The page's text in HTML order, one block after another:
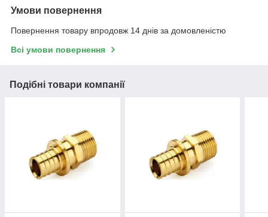
Умови повернення
Повернення товару впродовж 14 днів за домовленістю
Всі умови повернення
Подібні товари компанії